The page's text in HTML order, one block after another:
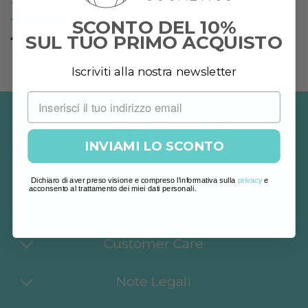
Valutato5
su 5
45,00 €
Customer Care
Note Legali
SCONTO DEL 10%
SUL TUO PRIMO ACQUISTO
Iscriviti alla nostra newsletter
INVIAMI LO SCONTO
Dichiaro di aver preso visione e compreso l'informativa sulla privacye
acconsento al trattamento dei miei dati personali.